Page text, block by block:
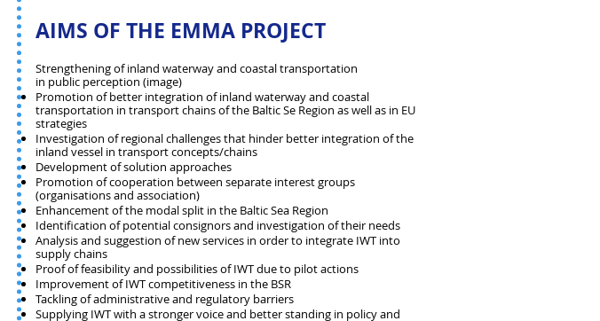
AIMS OF THE EMMA PROJECT
Strengthening of inland waterway and coastal transportation
in public perception (image)
Promotion of better integration of inland waterway and coastal
transportation in transport chains of the Baltic Se Region as well as in EU
strategies
Investigation of regional challenges that hinder better integration of the
inland vessel in transport concepts/chains
Development of solution approaches
Promotion of cooperation between separate interest groups
(organisations and association)
Enhancement of the modal split in the Baltic Sea Region
Identification of potential consignors and investigation of their needs
Analysis and suggestion of new services in order to integrate IWT into
supply chains
Proof of feasibility and possibilities of IWT due to pilot actions
Improvement of IWT competitiveness in the BSR
Tackling of administrative and regulatory barriers
Supplying IWT with a stronger voice and better standing in policy and